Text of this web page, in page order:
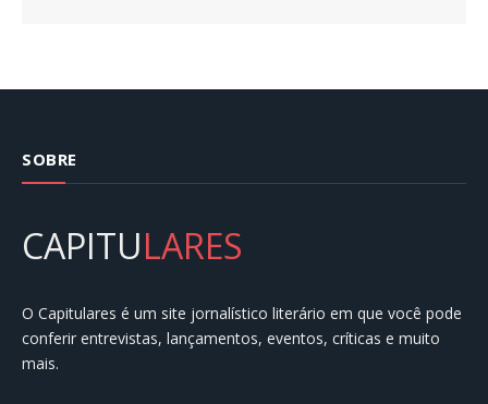
SOBRE
CAPITULARES
O Capitulares é um site jornalístico literário em que você pode
conferir entrevistas, lançamentos, eventos, críticas e muito
mais.